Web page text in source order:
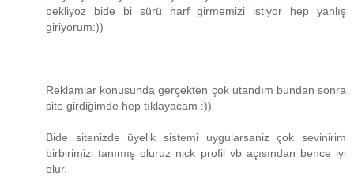
bekliyoz bide bi sürü harf girmemizi istiyor hep yanlış
giriyorum:))
Reklamlar konusunda gerçekten çok utandım bundan sonra
site girdiğimde hep tıklayacam :))
Bide sitenizde üyelik sistemi uygularsaniz çok sevinirim
birbirimizi tanımış oluruz nick profil vb açısından bence iyi
olur.